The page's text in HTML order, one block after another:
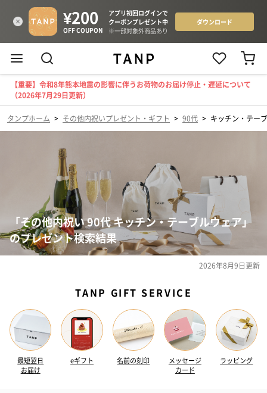
【重要】令和8年熊本地震の影響に伴うお荷物のお届け停止・遅延について
（2026年7月29日更新）
タンプホーム > その他内祝いプレゼント・ギフト > 90代 > キッチン・テー
「その他内祝い 90代 キッチン・テーブルウェア」
のプレゼント検索結果
2026年8月9日更新
TANP GIFT SERVICE
最短翌日
お届け
eギフト 名前の刻印
メッセージ
カード
ラッピング